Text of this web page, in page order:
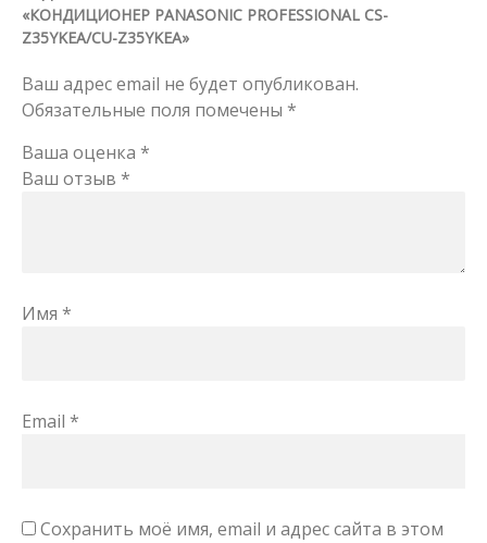
«КОНДИЦИОНЕР PANASONIC PROFESSIONAL CS-
Z35YKEA/CU-Z35YKEA»
Ваш адрес email не будет опубликован.
Обязательные поля помечены *
Ваша оценка *
Ваш отзыв *
Имя *
Email *
Сохранить моё имя, email и адрес сайта в этом